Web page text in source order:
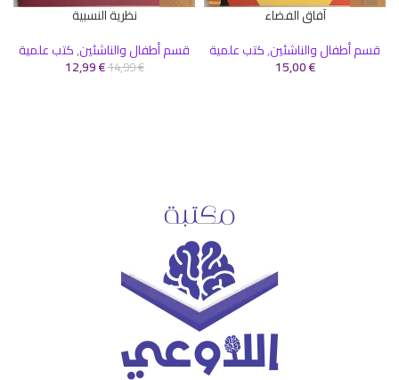
آفاق الفضاء
قسم أطفال والناشئين,كتب علمية
15,00€
نظرية النسبية
قسم أطفال والناشئين,كتب علمية
14,99€
12,99€